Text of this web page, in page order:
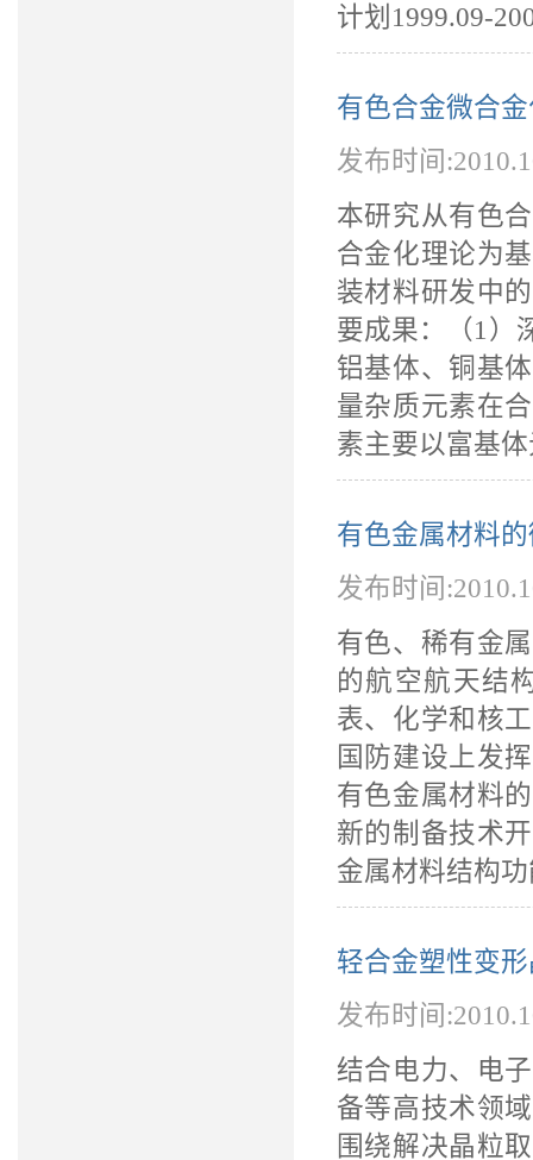
计划1999.09-
有色合金微合
发布时间
本研究从有色
合金化理论为
装材料研发中
要成果：（1）
铝基体、铜基
量杂质元素在
素主要以富基
有色金属材料
发布时间
有色、稀有金
的航空航天结
表、化学和核
国防建设上发
有色金属材料
新的制备技术
金属材料结构
轻合金塑性变
发布时间
结合电力、电
备等高技术领
围绕解决晶粒